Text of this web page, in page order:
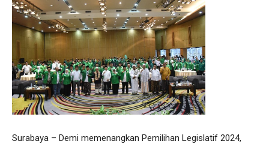
Surabaya – Demi memenangkan Pemilihan Legislatif 2024,